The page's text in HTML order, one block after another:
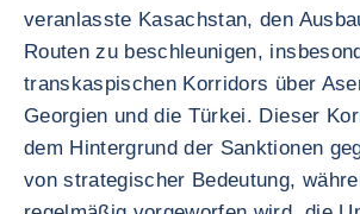
veranlasste Kasachstan, den
Routen zu beschleunigen,
transkaspischen Korridors über
Georgien und die Türkei. Dieser
dem Hintergrund der Sanktionen
von strategischer Bedeutung,